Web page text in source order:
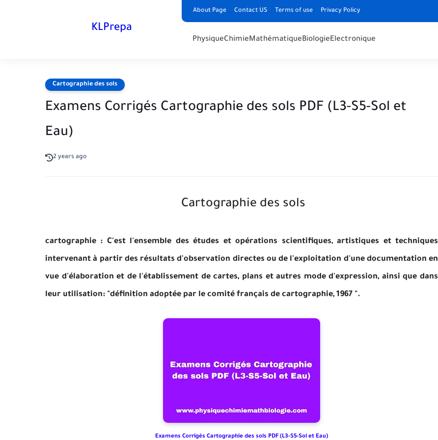
About Page Contact US Terms of use Privacy Policy
KLPrepa
PhysiqueChimieMathématiqueBiologieElectronique
Cartographie des sols
Examens Corrigés Cartographie des sols PDF (L3-S5-Sol et
Eau)
2 years ago
Cartographie des sols
cartographie : C'est l'ensemble des études et opérations scientifiques, artistiques et techniques
intervenant à partir des résultats d'observation directes ou de l'exploitation d'une documentation en
vue d'élaboration et de l'établissement de cartes, plans et autres mode d'expression, ainsi que dans
leur utilisation: "définition adoptée par le comité français de cartographie, 1967 ".
Examens Corrigés Cartographie des sols PDF (L3-S5-Sol et Eau)